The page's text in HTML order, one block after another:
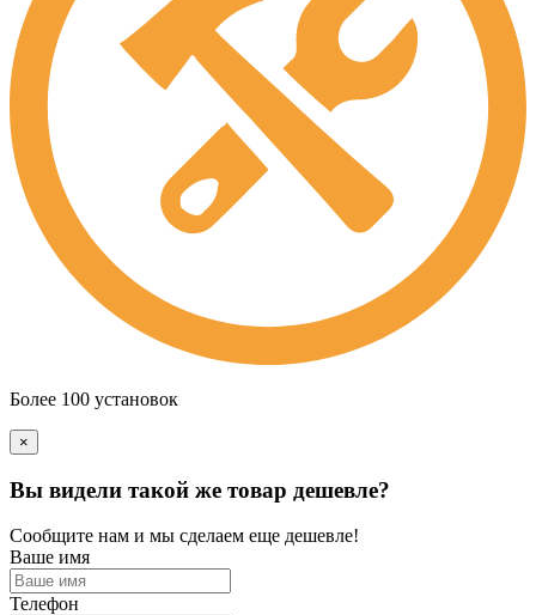
Более 100 установок
×
Вы видели такой же товар дешевле?
Сообщите нам и мы сделаем еще дешевле!
Ваше имя
Телефон